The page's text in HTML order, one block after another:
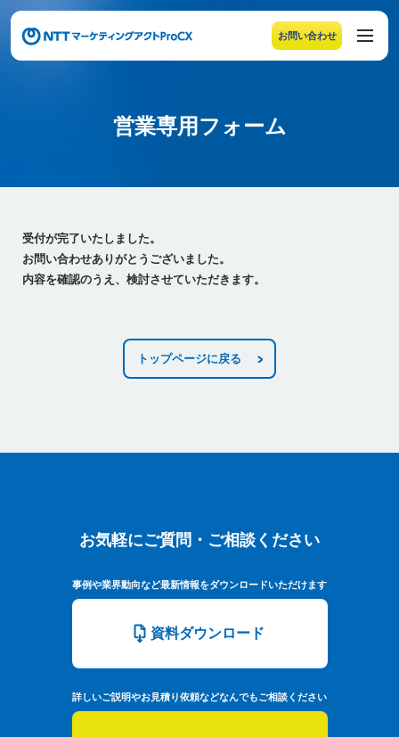
お問い合わせ
メニューの末尾です。Escape キーでメニューを閉じるこ
営業専用フォーム
営業専用フォーム
受付が完了いたしました。
お問い合わせありがとうございました。
内容を確認のうえ、検討させていただきます。
トップページに戻る
お気軽にご質問・ご相談ください
お気軽にご質問・ご相談ください
事例や業界動向など最新情報をダウンロードいただけます
資料ダウンロード
詳しいご説明やお見積り依頼などなんでもご相談ください